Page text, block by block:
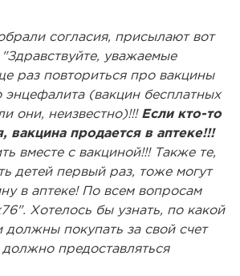
согласия, присылают вот
уважаемые
раз повториться про вакцины
энцефалита (вакцин бесплатных
они, неизвестно)!!! Если кто-то
вакцина продается в аптеке!!!
вместе с вакциной!!! Также те,
детей первый раз, тоже могут
в аптеке! По всем вопросам
Хотелось бы узнать, по какой
должны покупать за свой счет
предоставляться